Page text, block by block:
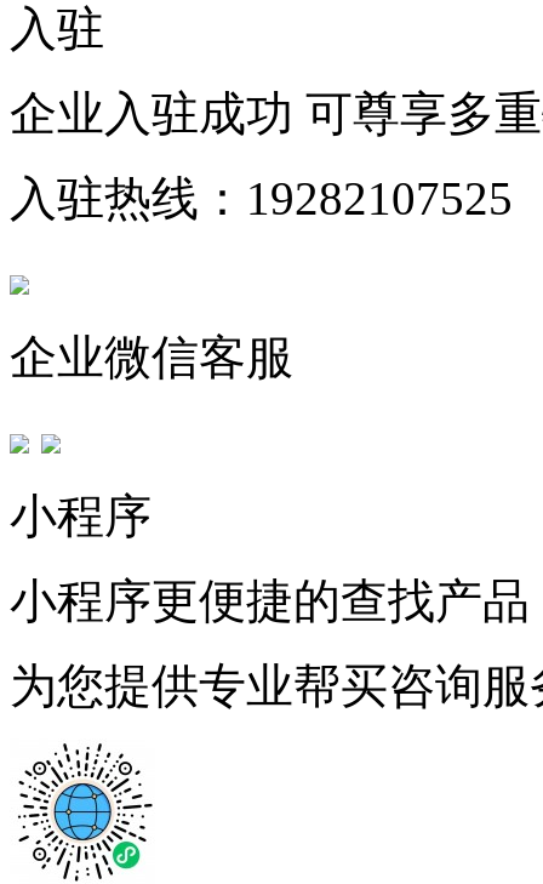
入驻
企业入驻成功 可尊享多
入驻热线：19282107525
企业微信客服
小程序
小程序更便捷的查找产品
为您提供专业帮买咨询服